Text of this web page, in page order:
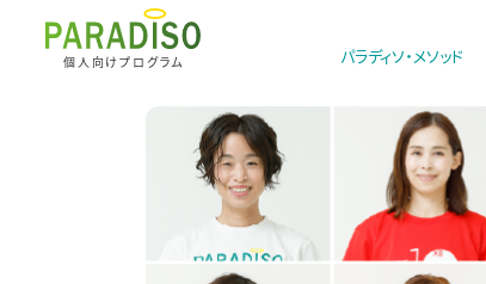
個人向けプログラム パラディソ・メソッド